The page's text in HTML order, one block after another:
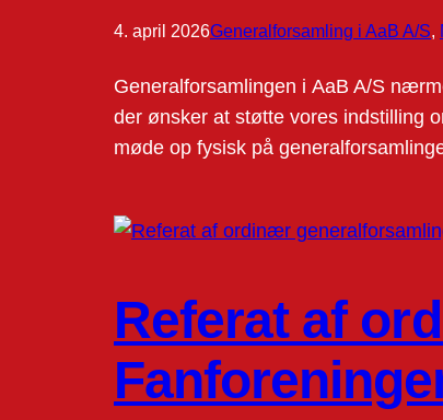
4. april 2026Generalforsamling i AaB A/S,
Generalforsamlingen i AaB A/S
der ønsker at støtte vores indstilling
møde op fysisk på
Referat af